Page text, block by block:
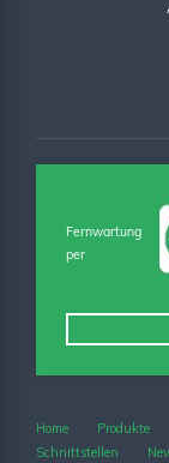
Fernwartung
per
Home Produkte
Schnittstellen